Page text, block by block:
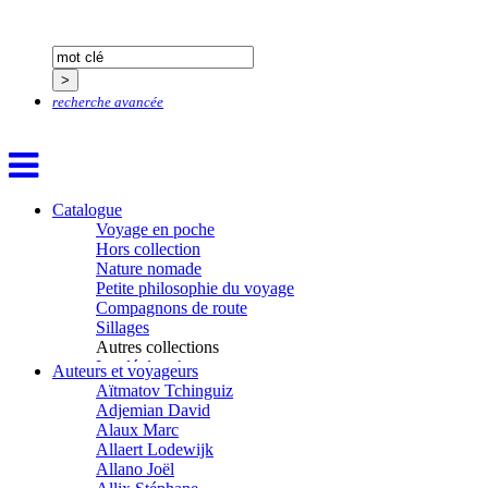
recherche avancée
Catalogue
Voyage en poche
Hors collection
Nature nomade
Petite philosophie du voyage
Compagnons de route
Sillages
Autres collections
La clé des champs
Chemins d’étoiles
Visions
Auteurs et voyageurs
Aïtmatov Tchinguiz
Adjemian David
Alaux Marc
Allaert Lodewijk
Allano Joël